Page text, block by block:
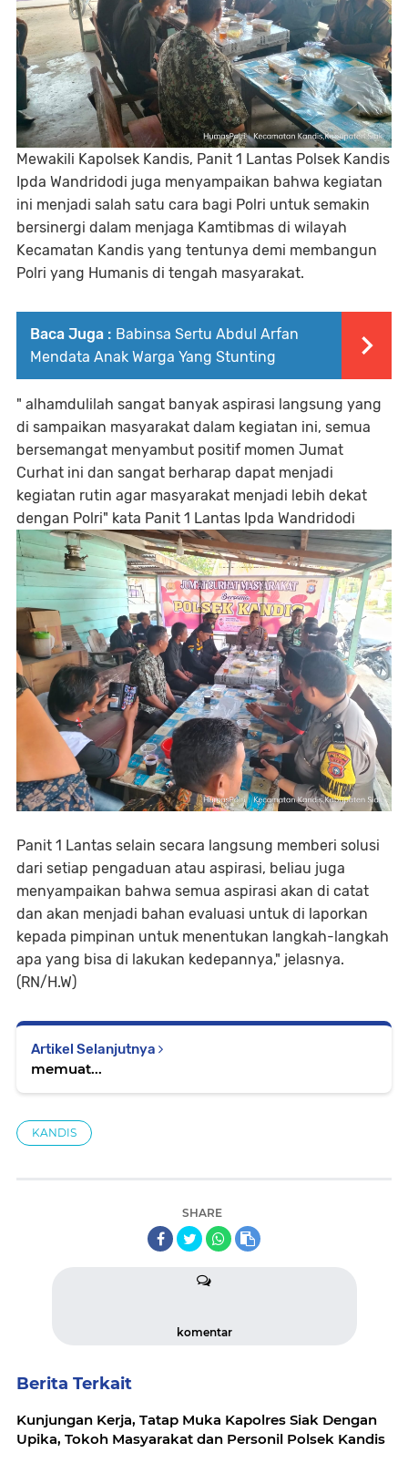
Mewakili Kapolsek Kandis, Panit 1 Lantas Polsek Kandis
Ipda Wandridodi juga menyampaikan bahwa kegiatan
ini menjadi salah satu cara bagi Polri untuk semakin
bersinergi dalam menjaga Kamtibmas di wilayah
Kecamatan Kandis yang tentunya demi membangun
Polri yang Humanis di tengah masyarakat.
Baca Juga : Babinsa Sertu Abdul Arfan
Mendata Anak Warga Yang Stunting
" alhamdulilah sangat banyak aspirasi langsung yang
di sampaikan masyarakat dalam kegiatan ini, semua
bersemangat menyambut positif momen Jumat
Curhat ini dan sangat berharap dapat menjadi
kegiatan rutin agar masyarakat menjadi lebih dekat
dengan Polri" kata Panit 1 Lantas Ipda Wandridodi
Panit 1 Lantas selain secara langsung memberi solusi
dari setiap pengaduan atau aspirasi, beliau juga
menyampaikan bahwa semua aspirasi akan di catat
dan akan menjadi bahan evaluasi untuk di laporkan
kepada pimpinan untuk menentukan langkah-langkah
apa yang bisa di lakukan kedepannya," jelasnya.
(RN/H.W)
Artikel Selanjutnya
memuat...
KANDIS
SHARE
komentar
Berita Terkait
Kunjungan Kerja, Tatap Muka Kapolres Siak Dengan
Upika, Tokoh Masyarakat dan Personil Polsek Kandis